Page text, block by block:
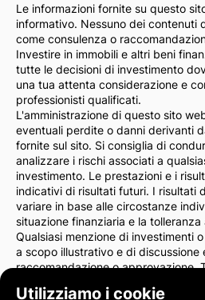
Utilizziamo i cookie
Le informazioni fornite su questo
informativo. Nessuno dei contenuti
come consulenza o
Investire in immobili e altri beni
tutte le decisioni di investimento
una tua attenta considerazione e
professionisti qualificati.
L'amministrazione di questo sito
eventuali perdite o danni derivanti
fornite sul sito. Si consiglia di
analizzare i rischi associati a
investimento. Le prestazioni e i
indicativi di risultati futuri. I risultati
variare in base alle circostanze
situazione finanziaria e la tolleranza
Qualsiasi menzione di investimenti
a scopo illustrativo e di discussione
raccomandazione o approvazione.
Consigliamo vivamente di